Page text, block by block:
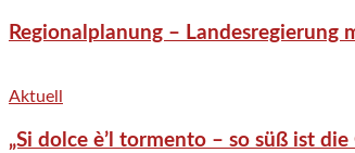
Regionalplanung – Landesregierung
Aktuell
„Si dolce è’l tormento – so süß ist die